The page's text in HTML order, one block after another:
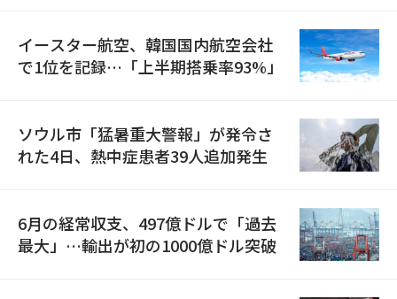
イースター航空、韓国国内航空会社
で1位を記録…「上半期搭乗率93%」
ソウル市「猛暑重大警報」が発令さ
れた4日、熱中症患者39人追加発生
6月の経常収支、497億ドルで「過去
最大」…輸出が初の1000億ドル突破